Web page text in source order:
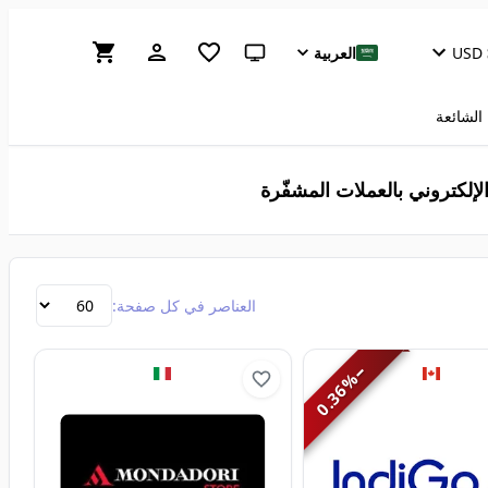
USD العربية سمة النظام (انقر للفاتحة)
الشائعة
بالعملات المشفّرة
العناصر في كل صفحة:
−
0.36%